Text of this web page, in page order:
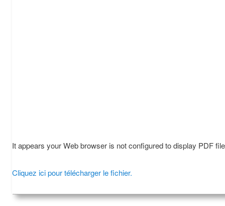
It appears your Web browser is not configured to display PDF
Cliquez ici pour télécharger le fichier.